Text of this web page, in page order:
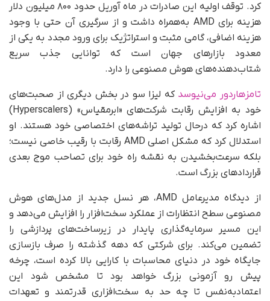
کرد. توقف اولیه این صادرات در ماه آوریل حدود ۸۰۰ میلیون دلار
هزینه برای AMD به‌همراه داشت و از سرگیری آن حتی با وجود
هزینه اضافی، گامی مثبت و استراتژیک برای ورود مجدد به یکی از
معدود بازارهای جهان است که توانایی جذب سریع
شتاب‌دهنده‌های هوش مصنوعی را دارد.
تامزهاردور می‌نیوسدکه لیزا سو در بخش دیگری از صحبت‌های
خود به افزایش رقابت شرکت‌های «ابرمقیاس» (Hyperscalers)
اشاره کرد که در‌حال تولید تراشه‌های اختصاصی خود هستند. او
استدلال کرد که مشکل اصلی AMD رقابت با رقیب خاصی نیست؛
بلکه سرعت‌بخشیدن به نقشه راه خود برای تصاحب موج بعدی
قراردادهای بزرگ است.
از دیدگاه مدیرعامل AMD، هر نسل جدید از مدل‌های هوش
مصنوعی سطح انتظارات از عملکرد سخت‌افزار را افزایش می‌دهد و
این مسیر سرمایه‌گذاری پایدار در زیرساخت‌های پردازشی را
تضمین می‌کند. برای شرکتی که دهه گذشته را صرف بازسازی
جایگاه خود در دنیای محاسبات با کارایی بالا کرده است، چرخه
پیش رو آزمونی بزرگ خواهد بود تا مشخص شود این
اعتماد‌به‌نفس تا چه حد به سخت‌افزاری قدرتمند و تعهدات